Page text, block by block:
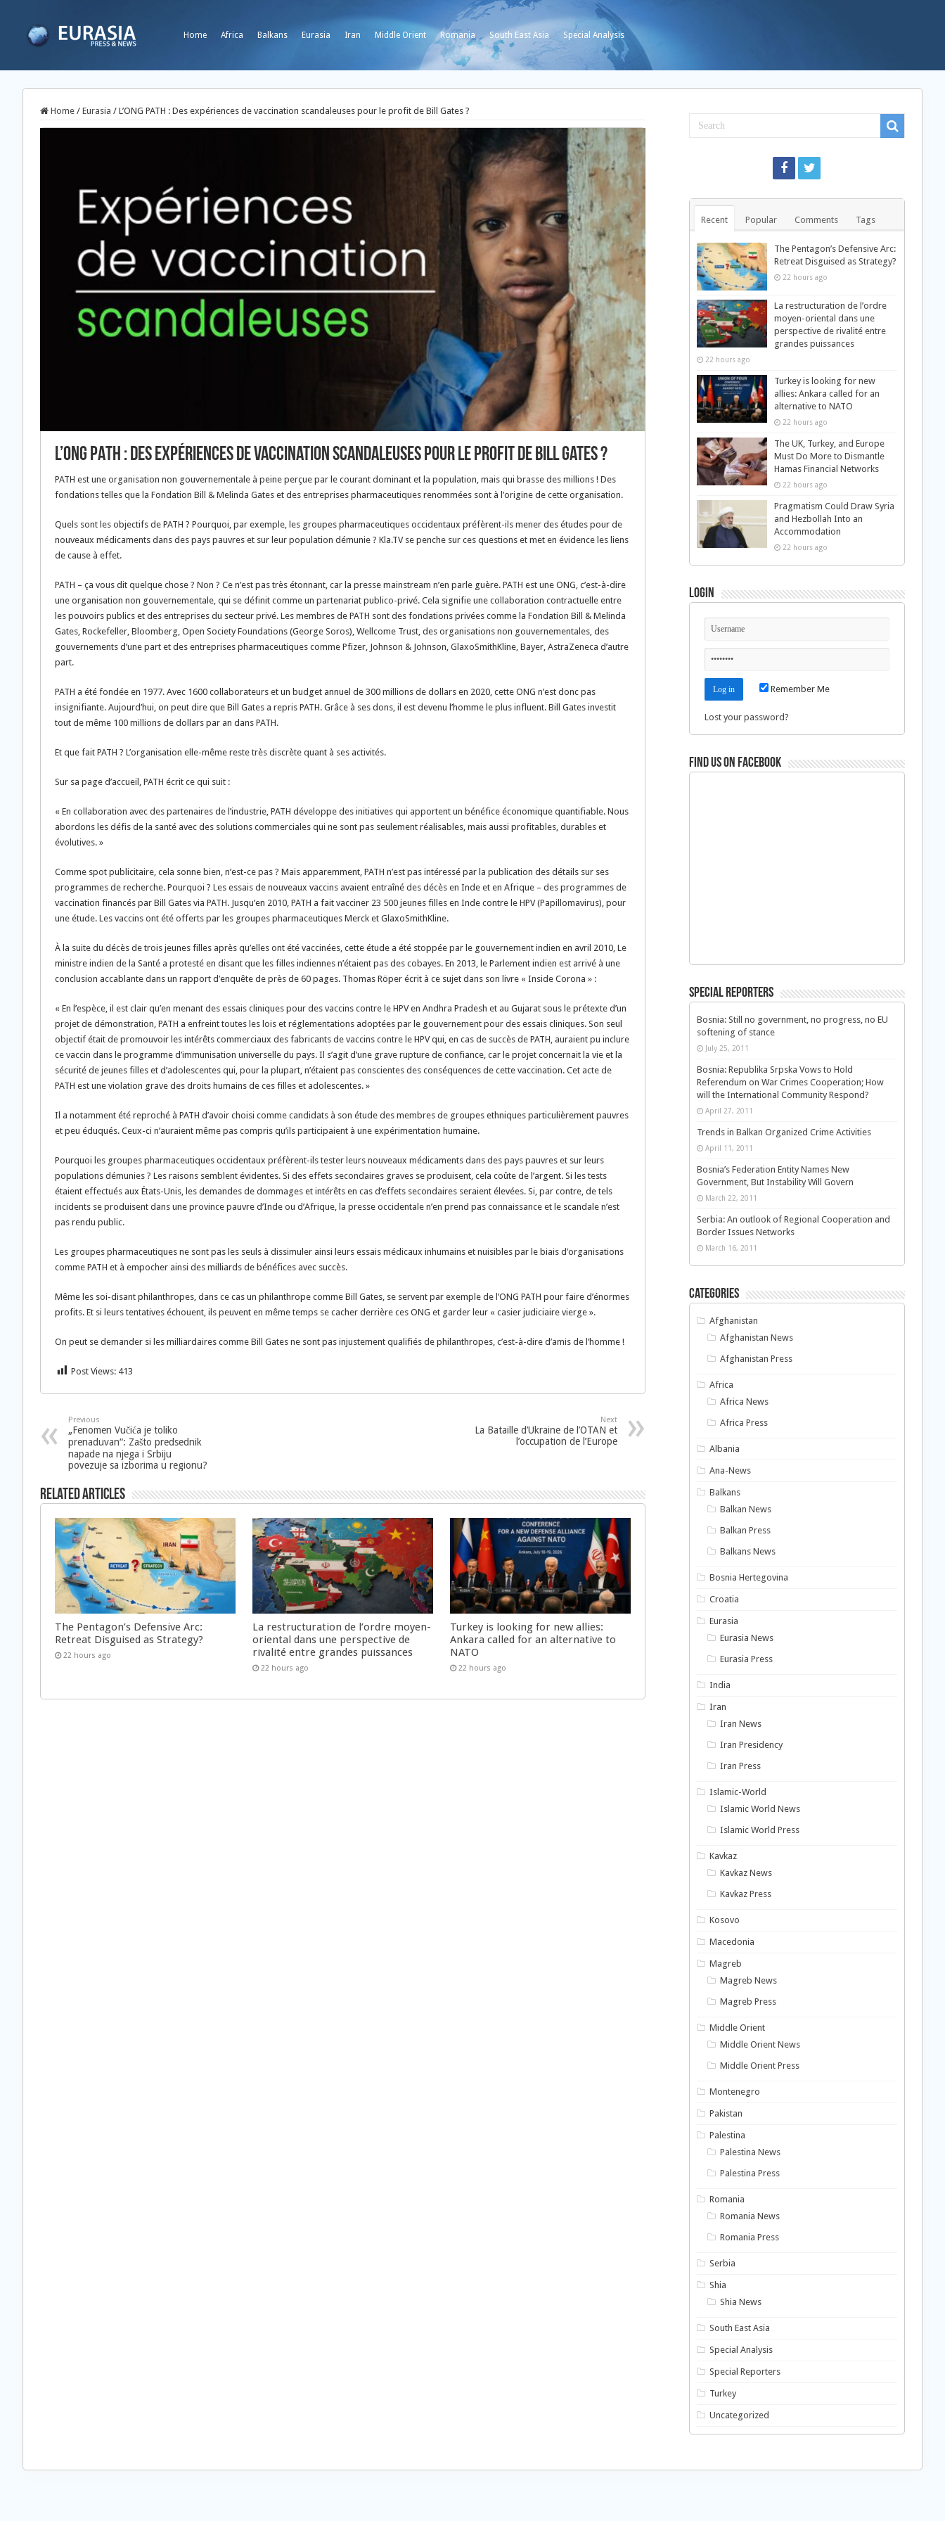
Home Africa Balkans Eurasia Iran Middle Orient Romania South East Asia Special Analysis
Home / Eurasia / L’ONG PATH : Des expériences de vaccination scandaleuses pour le profit de Bill Gates ?
L’ONG PATH : Des expériences de vaccination scandaleuses pour le profit de Bill Gates ?
PATH est une organisation non gouvernementale à peine perçue par le courant dominant et la population, mais qui brasse des millions ! Des
fondations telles que la Fondation Bill & Melinda Gates et des entreprises pharmaceutiques renommées sont à l’origine de cette organisation.
Quels sont les objectifs de PATH ? Pourquoi, par exemple, les groupes pharmaceutiques occidentaux préfèrent-ils mener des études pour de
nouveaux médicaments dans des pays pauvres et sur leur population démunie ? Kla.TV se penche sur ces questions et met en évidence les liens
de cause à effet.
PATH – ça vous dit quelque chose ? Non ? Ce n’est pas très étonnant, car la presse mainstream n’en parle guère. PATH est une ONG, c’est-à-dire
une organisation non gouvernementale, qui se définit comme un partenariat publico-privé. Cela signifie une collaboration contractuelle entre
les pouvoirs publics et des entreprises du secteur privé. Les membres de PATH sont des fondations privées comme la Fondation Bill & Melinda
Gates, Rockefeller, Bloomberg, Open Society Foundations (George Soros), Wellcome Trust, des organisations non gouvernementales, des
gouvernements d’une part et des entreprises pharmaceutiques comme Pfizer, Johnson & Johnson, GlaxoSmithKline, Bayer, AstraZeneca d’autre
part.
PATH a été fondée en 1977. Avec 1600 collaborateurs et un budget annuel de 300 millions de dollars en 2020, cette ONG n’est donc pas
insignifiante. Aujourd’hui, on peut dire que Bill Gates a repris PATH. Grâce à ses dons, il est devenu l’homme le plus influent. Bill Gates investit
tout de même 100 millions de dollars par an dans PATH.
Et que fait PATH ? L’organisation elle-même reste très discrète quant à ses activités.
Sur sa page d’accueil, PATH écrit ce qui suit :
« En collaboration avec des partenaires de l’industrie, PATH développe des initiatives qui apportent un bénéfice économique quantifiable. Nous
abordons les défis de la santé avec des solutions commerciales qui ne sont pas seulement réalisables, mais aussi profitables, durables et
évolutives. »
Comme spot publicitaire, cela sonne bien, n’est-ce pas ? Mais apparemment, PATH n’est pas intéressé par la publication des détails sur ses
programmes de recherche. Pourquoi ? Les essais de nouveaux vaccins avaient entraîné des décès en Inde et en Afrique – des programmes de
vaccination financés par Bill Gates via PATH. Jusqu’en 2010, PATH a fait vacciner 23 500 jeunes filles en Inde contre le HPV (Papillomavirus), pour
une étude. Les vaccins ont été offerts par les groupes pharmaceutiques Merck et GlaxoSmithKline.
À la suite du décès de trois jeunes filles après qu’elles ont été vaccinées, cette étude a été stoppée par le gouvernement indien en avril 2010, Le
ministre indien de la Santé a protesté en disant que les filles indiennes n’étaient pas des cobayes. En 2013, le Parlement indien est arrivé à une
conclusion accablante dans un rapport d’enquête de près de 60 pages. Thomas Röper écrit à ce sujet dans son livre « Inside Corona » :
« En l’espèce, il est clair qu’en menant des essais cliniques pour des vaccins contre le HPV en Andhra Pradesh et au Gujarat sous le prétexte d’un
projet de démonstration, PATH a enfreint toutes les lois et réglementations adoptées par le gouvernement pour des essais cliniques. Son seul
objectif était de promouvoir les intérêts commerciaux des fabricants de vaccins contre le HPV qui, en cas de succès de PATH, auraient pu inclure
ce vaccin dans le programme d’immunisation universelle du pays. Il s’agit d’une grave rupture de confiance, car le projet concernait la vie et la
sécurité de jeunes filles et d’adolescentes qui, pour la plupart, n’étaient pas conscientes des conséquences de cette vaccination. Cet acte de
PATH est une violation grave des droits humains de ces filles et adolescentes. »
Il a notamment été reproché à PATH d’avoir choisi comme candidats à son étude des membres de groupes ethniques particulièrement pauvres
et peu éduqués. Ceux-ci n’auraient même pas compris qu’ils participaient à une expérimentation humaine.
Pourquoi les groupes pharmaceutiques occidentaux préfèrent-ils tester leurs nouveaux médicaments dans des pays pauvres et sur leurs
populations démunies ? Les raisons semblent évidentes. Si des effets secondaires graves se produisent, cela coûte de l’argent. Si les tests
étaient effectués aux États-Unis, les demandes de dommages et intérêts en cas d’effets secondaires seraient élevées. Si, par contre, de tels
incidents se produisent dans une province pauvre d’Inde ou d’Afrique, la presse occidentale n’en prend pas connaissance et le scandale n’est
pas rendu public.
Les groupes pharmaceutiques ne sont pas les seuls à dissimuler ainsi leurs essais médicaux inhumains et nuisibles par le biais d’organisations
comme PATH et à empocher ainsi des milliards de bénéfices avec succès.
Même les soi-disant philanthropes, dans ce cas un philanthrope comme Bill Gates, se servent par exemple de l’ONG PATH pour faire d’énormes
profits. Et si leurs tentatives échouent, ils peuvent en même temps se cacher derrière ces ONG et garder leur « casier judiciaire vierge ».
On peut se demander si les milliardaires comme Bill Gates ne sont pas injustement qualifiés de philanthropes, c’est-à-dire d’amis de l’homme !
Post Views: 413
Previous
„Fenomen Vučića je toliko
prenaduvan“: Zašto predsednik
napade na njega i Srbiju
povezuje sa izborima u regionu?
Next
La Bataille d’Ukraine de l’OTAN et
l’occupation de l’Europe
Related Articles
The Pentagon’s Defensive Arc:
Retreat Disguised as Strategy?
22 hours ago
La restructuration de l’ordre moyen-
oriental dans une perspective de
rivalité entre grandes puissances
22 hours ago
Turkey is looking for new allies:
Ankara called for an alternative to
NATO
22 hours ago
Recent Popular Comments Tags
The Pentagon’s Defensive Arc:
Retreat Disguised as Strategy?
22 hours ago
La restructuration de l’ordre
moyen-oriental dans une
perspective de rivalité entre
grandes puissances
22 hours ago
Turkey is looking for new
allies: Ankara called for an
alternative to NATO
22 hours ago
The UK, Turkey, and Europe
Must Do More to Dismantle
Hamas Financial Networks
22 hours ago
Pragmatism Could Draw Syria
and Hezbollah Into an
Accommodation
22 hours ago
Login
Remember Me
Lost your password?
Find us on Facebook
Special Reporters
Bosnia: Still no government, no progress, no EU
softening of stance
July 25, 2011
Bosnia: Republika Srpska Vows to Hold
Referendum on War Crimes Cooperation; How
will the International Community Respond?
April 27, 2011
Trends in Balkan Organized Crime Activities
April 11, 2011
Bosnia’s Federation Entity Names New
Government, But Instability Will Govern
March 22, 2011
Serbia: An outlook of Regional Cooperation and
Border Issues Networks
March 16, 2011
Categories
Afghanistan
Afghanistan News
Afghanistan Press
Africa
Africa News
Africa Press
Albania
Ana-News
Balkans
Balkan News
Balkan Press
Balkans News
Bosnia Hertegovina
Croatia
Eurasia
Eurasia News
Eurasia Press
India
Iran
Iran News
Iran Presidency
Iran Press
Islamic-World
Islamic World News
Islamic World Press
Kavkaz
Kavkaz News
Kavkaz Press
Kosovo
Macedonia
Magreb
Magreb News
Magreb Press
Middle Orient
Middle Orient News
Middle Orient Press
Montenegro
Pakistan
Palestina
Palestina News
Palestina Press
Romania
Romania News
Romania Press
Serbia
Shia
Shia News
South East Asia
Special Analysis
Special Reporters
Turkey
Uncategorized